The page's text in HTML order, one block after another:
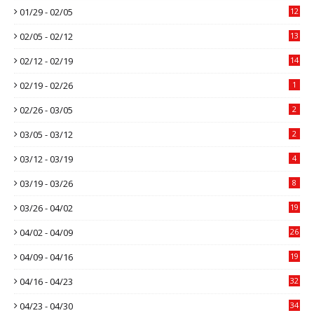
01/29 - 02/05 12
02/05 - 02/12 13
02/12 - 02/19 14
02/19 - 02/26 1
02/26 - 03/05 2
03/05 - 03/12 2
03/12 - 03/19 4
03/19 - 03/26 8
03/26 - 04/02 19
04/02 - 04/09 26
04/09 - 04/16 19
04/16 - 04/23 32
04/23 - 04/30 34